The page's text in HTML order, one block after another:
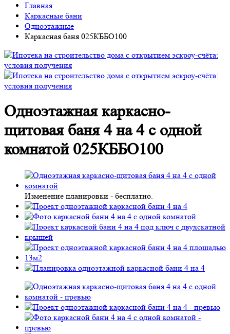
Главная
Каркасные бани
Одноэтажные
Каркасная баня 025КББО100
Одноэтажная каркасно-
щитовая баня 4 на 4 с одной
комнатой 025КББО100
Изменение планировки - бесплатно.